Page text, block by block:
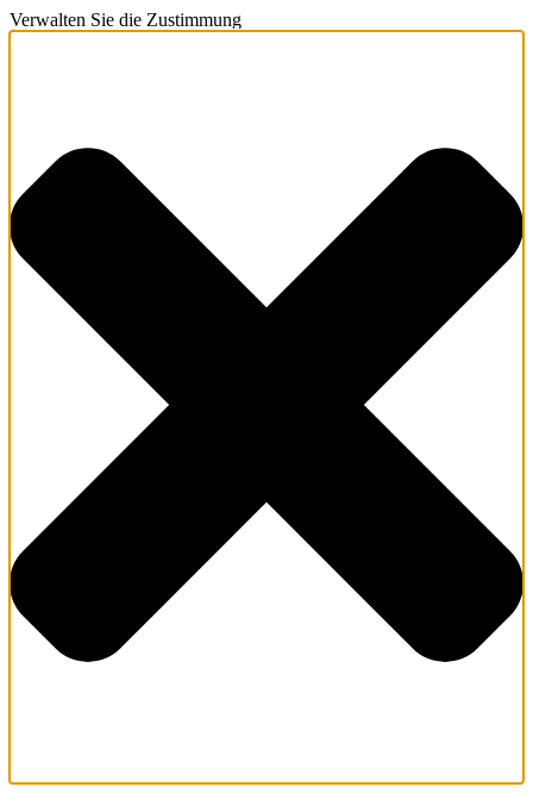
Verwalten Sie die Zustimmung